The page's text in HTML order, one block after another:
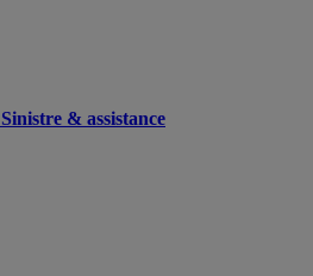
Sinistre & assistance